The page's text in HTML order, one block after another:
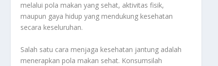
melalui pola makan yang sehat, aktivitas fisik,
maupun gaya hidup yang mendukung kesehatan
secara keseluruhan.
Salah satu cara menjaga kesehatan jantung adalah
menerapkan pola makan sehat. Konsumsilah